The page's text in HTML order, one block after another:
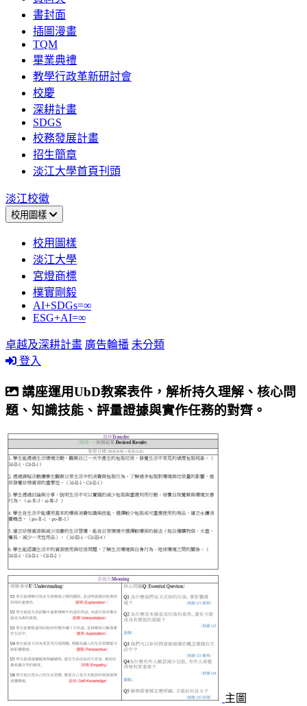
書封面
插圖漫畫
TQM
畢業典禮
教學行政革新研討會
校慶
深耕計畫
SDGS
校務發展計畫
招生簡章
淡江大學首頁刊頭
淡江校徽
校用圖樣
校用圖樣
淡江大學
宮燈商標
樸實剛毅
AI+SDGs=∞
ESG+AI=∞
卓越及深耕計畫 廣告輪播 未分類
登入
講座運用UbD教案表件，解析持久理解、核心問
題、知識技能、評量證據與實作任務的對齊。
主圖